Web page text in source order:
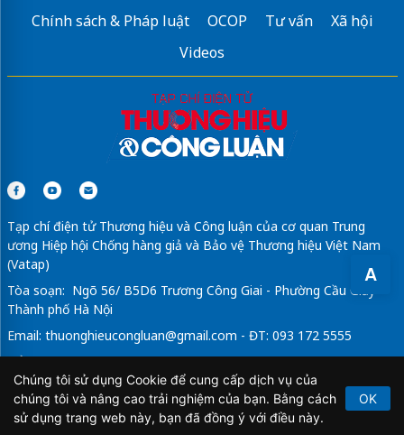
A
Chính sách & Pháp luật
OCOP Tư vấn
Xã hội
Videos
Tạp chí điện tử Thương hiệu và Công luận của cơ quan Trung
ương Hiệp hội Chống hàng giả và Bảo vệ Thương hiệu Việt Nam
(Vatap)
Tòa soạn: Ngõ 56/ B5D6 Trương Công Giai - Phường Cầu Giấy -
Thành phố Hà Nội
Email: thuonghieucongluan@gmail.com - ĐT: 093 172 5555
Tổng Biên Tập: Vũ Đức Thuận
Giấy phép hoạt động báo chí điện tử số 64/GP-BTTTT do Bộ
Thông tin và Truyền thông cấp ngày 21/2/2020.
Chúng tôi sử dụng Cookie để cung cấp dịch vụ của
chúng tôi và nâng cao trải nghiệm của bạn. Bằng cách
sử dụng trang web này, bạn đã đồng ý với điều này.
OK